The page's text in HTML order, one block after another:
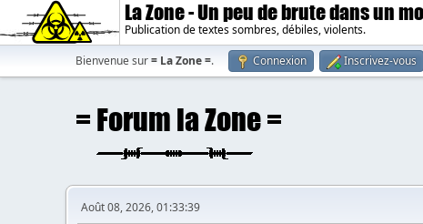
La Zone - Un peu de brute dans un
Publication de textes sombres, débiles, violents.
Bienvenue sur= La Zone =. Connexion Inscrivez-vous
Août 08, 2026, 01:33:39